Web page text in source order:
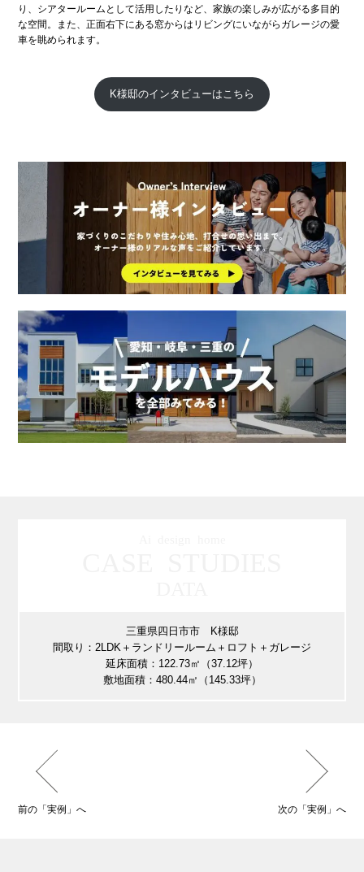
り、シアタールームとして活用したりなど、家族の楽しみが広がる多目的
な空間。また、正面右下にある窓からはリビングにいながらガレージの愛
車を眺められます。
K様邸のインタビューはこちら
三重県四日市市 K様邸
間取り：2LDK＋ランドリールーム＋ロフト＋ガレージ
延床面積：122.73㎡（37.12坪）
敷地面積：480.44㎡（145.33坪）
前の「実例」へ 次の「実例」へ